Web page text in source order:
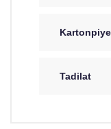
Tadilat